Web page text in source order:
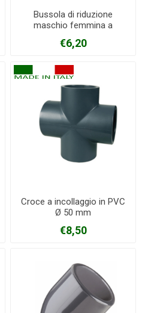
Bussola di riduzione
maschio femmina a
X 63 mm
€6,20
Croce a incollaggio in PVC
Ø 50 mm
€8,50